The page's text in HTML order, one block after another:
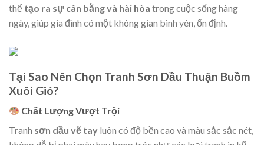
thể tạo ra sự cân bằng và hài hòa trong cuộc sống hàng
ngày, giúp gia đình có một không gian bình yên, ổn định.
Tại Sao Nên Chọn Tranh Sơn Dầu Thuận Buồm
Xuôi Gió?
Chất Lượng Vượt Trội
Tranh sơn dầu vẽ tay luôn có độ bền cao và màu sắc sắc nét,